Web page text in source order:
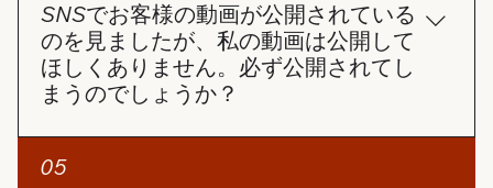
（angelsphoto99@gmail.com）にお問い合わせく
ださい。注文番号をお知らせいただければ、早急に
対応させていただきます。
に近い動画を制作できるよう、全力で対応させてい
ただきます。
SNSでお客様の動画が公開されている
のを見ましたが、私の動画は公開して
ほしくありません。必ず公開されてし
まうのでしょうか？
ご安心ください。お客様の許可なく動画を公開する
05